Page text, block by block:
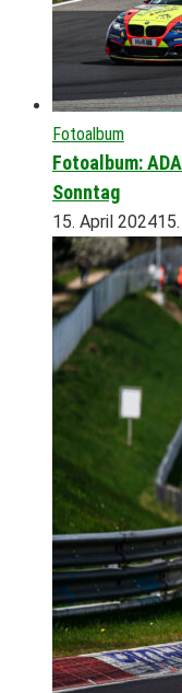
Fotoalbum
Fotoalbum:
Sonntag
15. April 2024